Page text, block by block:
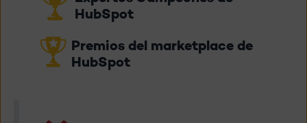
HubSpot
Premios del marketplace de
HubSpot